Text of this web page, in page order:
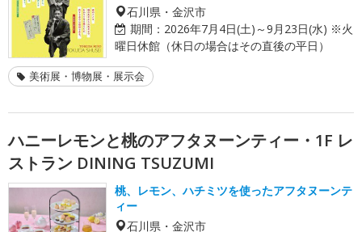
石川県・金沢市
期間： 2026年7月4日(土)～9月23日(水) ※火
曜日休館（休日の場合はその直後の平日）
美術展・博物展・展示会
ハニーレモンと桃のアフタヌーンティー・1F レ
ストラン DINING TSUZUMI
桃、レモン、ハチミツを使ったアフタヌーンテ
ィー
石川県・金沢市